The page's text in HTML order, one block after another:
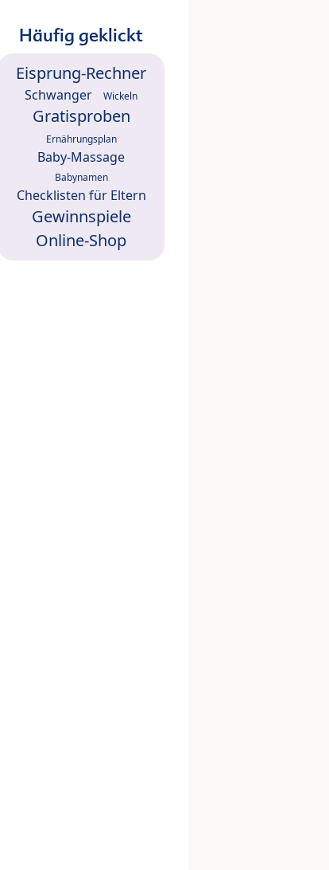
Häufig geklickt
Eisprung-Rechner
Schwanger Wickeln
Gratisproben
Ernährungsplan
Baby-Massage
Babynamen
Checklisten für Eltern
Gewinnspiele
Online-Shop